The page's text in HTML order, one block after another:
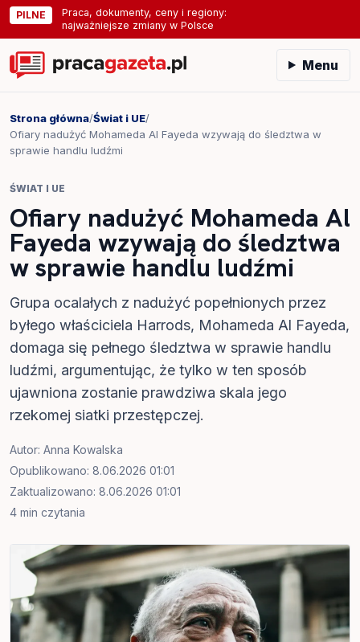
PILNE
Praca, dokumenty, ceny i regiony:
najważniejsze zmiany w Polsce
Menu
Strona główna/Świat i UE/
Ofiary nadużyć Mohameda Al Fayeda wzywają do śledztwa w
sprawie handlu ludźmi
ŚWIAT I UE
Ofiary nadużyć Mohameda Al
Fayeda wzywają do śledztwa
w sprawie handlu ludźmi
Grupa ocalałych z nadużyć popełnionych przez
byłego właściciela Harrods, Mohameda Al Fayeda,
domaga się pełnego śledztwa w sprawie handlu
ludźmi, argumentując, że tylko w ten sposób
ujawniona zostanie prawdziwa skala jego
rzekomej siatki przestępczej.
Autor: Anna Kowalska
Opublikowano: 8.06.2026 01:01
Zaktualizowano: 8.06.2026 01:01
4 min czytania